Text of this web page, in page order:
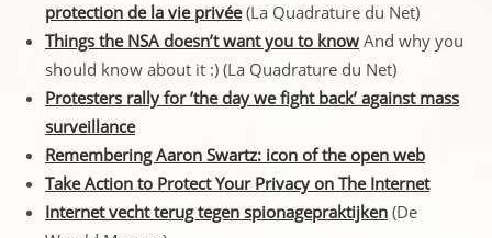
protection de la vie privée(La Quadrature du Net)
Things the NSA doesn’t want you to know And why you
should know about it :) (La Quadrature du Net)
Protesters rally for ’the day we fight back’ against mass
surveillance
Remembering Aaron Swartz: icon of the open web
Take Action to Protect Your Privacy on The Internet
Internet vecht terug tegen spionagepraktijken (De